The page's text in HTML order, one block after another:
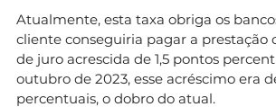
Atualmente, esta taxa obriga os
cliente conseguiria pagar a prestação
de juro acrescida de 1,5 pontos
outubro de 2023, esse acréscimo era
percentuais, o dobro do atual.